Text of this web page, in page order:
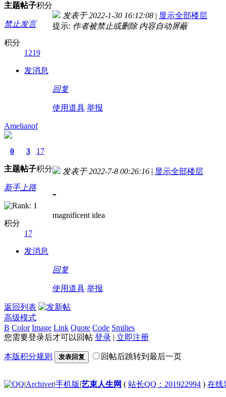
主题帖子积分
禁止发言
积分
1219
发消息
发表于 2022-1-30 16:12:08 | 显示全部楼层
提示: 作者被禁止或删除 内容自动屏蔽
回复
使用道具 举报
Amelianof
0
主题
3
帖子
17
积分
新手上路
积分
17
发消息
发表于 2022-7-8 00:26:16 | 显示全部楼层
-
magnificent idea
回复
使用道具 举报
返回列表
高级模式
B Color Image Link Quote Code Smilies
您需要登录后才可以回帖 登录 | 立即注册
本版积分规则 发表回复 回帖后跳转到最后一页
|Archiver|手机版|艺束人生网 ( 站长QQ：201922994 ) 在线